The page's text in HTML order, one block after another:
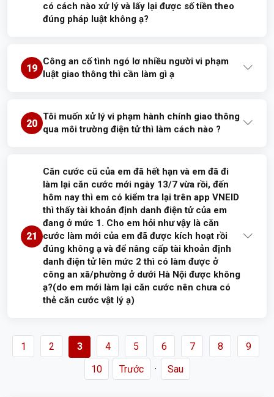
đức kiều 21/07/2026 Đã trả lời
có cách nào xử lý và lấy lại được số tiền theo
đúng pháp luật không ạ?
Đề nghị công dân đến cơ quan Công an nơi gần nhất để được
giải thích, hướng dẫn. Xin cảm ơn./.
A 20/07/2026 Đã trả lời
19
Công an cố tình ngó lơ nhiều người vi phạm
luật giao thông thì cần làm gì ạ
Đề nghị công dân đến cơ quan Công an nơi gần nhất để được
giải thích, hướng dẫn. Xin cảm ơn./.
Nguyễn Tiến Trường 18/07/2026
20
Tôi muốn xử lý vi phạm hành chính giao thông
qua môi trường điện tử thì làm cách nào ?
Đề nghị công dân liên hệ số điện thoại thường trực của Phòng
Cảnh sát giao thông Công an tỉnh Phú Thọ, số điện thoại:
0835.265.265 - 02103.956.700 để được giải đáp, hướng dẫn.
Xin cảm ơn!
Đỗ minh tuấn 17/07/2026 Đã trả lời
21
Căn cước cũ của em đã hết hạn và em đã đi
làm lại căn cước mới ngày 13/7 vừa rồi, đến
hôm nay thì em có kiểm tra lại trên app VNEID
thì thấy tài khoản định danh điện tử của em
đang ở mức 1. Cho em hỏi như vậy là căn
cước làm mới của em đã được kích hoạt rồi
đúng không ạ và để nâng cấp tài khoản định
danh điện tử lên mức 2 thì có làm được ở
công an xã/phường ở dưới Hà Nội được không
ạ?(do em mới làm lại căn cước nên chưa có
thẻ căn cước vật lý ạ)
Đề nghị công dân đến cơ quan Công an gần nhất để được giải
thích, hướng dẫn. Xin cảm ơn./.
1 2 3 4 5 6 7 8
9
10
Trước · Sau